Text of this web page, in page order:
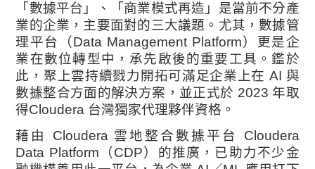
「數據平台」、「商業模式再造」是當前不分產
業的企業，主要面對的三大議題。尤其，數據管
理平台（Data Management Platform）更是企
業在數位轉型中，承先啟後的重要工具。鑑於
此，聚上雲持續戮力開拓可滿足企業上在 AI 與
數據整合方面的解決方案，並正式於 2023 年取
得Cloudera 台灣獨家代理夥伴資格。
藉由 Cloudera 雲地整合數據平台 Cloudera
Data Platform（CDP）的推廣，已助力不少金